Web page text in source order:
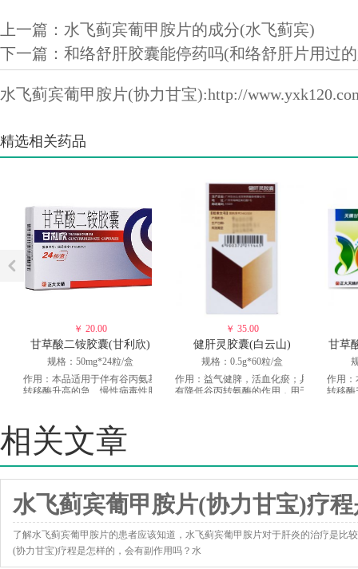
上一篇： 水飞蓟宾葡甲胺片的成分(水飞蓟宾)
下一篇： 和络舒肝胶囊能停药吗(和络舒肝片用过
水飞蓟宾葡甲胺片(协力甘宝):http://
精选相关药品
￥ 20.00
甘草酸二铵胶囊(甘利欣)
规格：50mg*24粒/盒
作用：本品适用于伴有谷丙氨基
转移酶升高的急、慢性病毒性肝
￥ 35.00
健肝灵胶囊(白云山)
规格：0.5g*60粒/盒
作用：益气健脾，活血化瘀；具
有降低谷丙转氨酶的作用，用于
甘草
作用：
转移酶
相关文章
水飞蓟宾葡甲胺片(协力甘宝)疗
了解水飞蓟宾葡甲胺片的患者应该知道，水飞蓟宾葡甲胺片对于肝炎的治疗是
(协力甘宝)疗程是怎样的，会有副作用吗？水
http://www.yxk120.com/news/3817.html